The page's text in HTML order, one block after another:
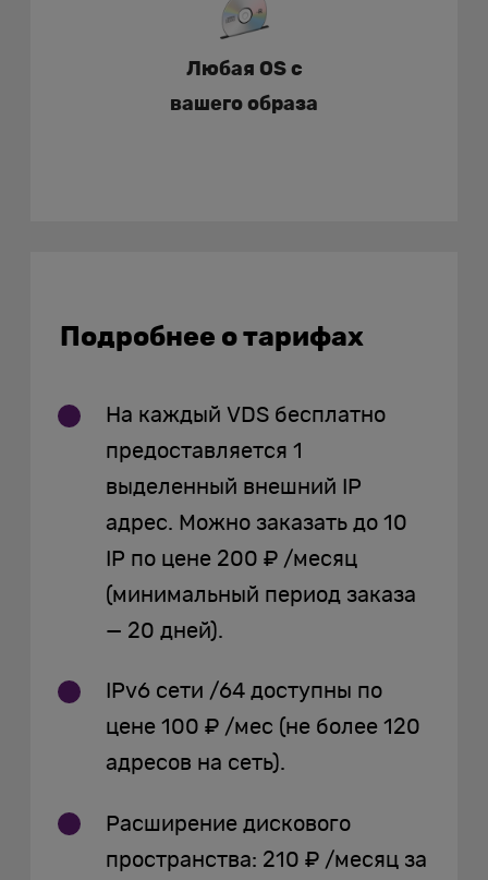
Любая OS с
вашего образа
Подробнее о тарифах
На каждый VDS бесплатно
предоставляется 1
выделенный внешний IP
адрес. Можно заказать до 10
IP по цене 200 ₽ /месяц
(минимальный период заказа
— 20 дней).
IPv6 сети /64 доступны по
цене 100 ₽ /мес (не более 120
адресов на сеть).
Расширение дискового
пространства: 210 ₽ /месяц за